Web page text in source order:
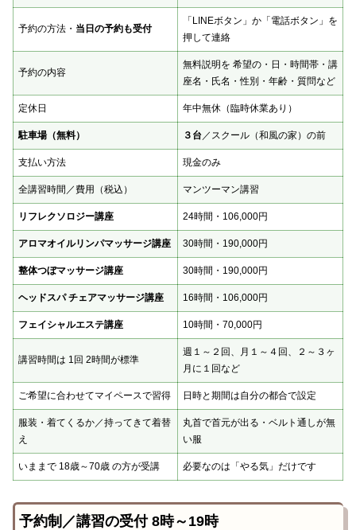
予約の方法・ 当日の予約も受付
「LINEボタン」か「電話ボタン」を
押して連絡
予約の内容
無料説明を 希望の・日・時間帯・講
座名・氏名・性別・年齢・質問など
定休日 年中無休（臨時休業あり）
駐車場（無料） ３台／スクール（和風の家）の前
支払い方法 現金のみ
全講習時間／費用（税込） マンツーマン講習
リフレクソロジー講座 24時間・106,000円
アロマオイルリンパマッサージ講座 30時間・190,000円
整体つぼマッサージ講座 30時間・190,000円
ヘッドスパ チェアマッサージ講座 16時間・106,000円
フェイシャルエステ講座 10時間・70,000円
講習時間は 1回 2時間が標準
週１～２回、月１～４回、２～３ヶ
月に１回など
ご希望に合わせてマイペースで習得 日時と期間は自分の都合で設定
服装・着てくるか／持ってきて着替
え
丸首で首元が出る・ベルト通しが無
い服
いままで 18歳～70歳 の方が受講 必要なのは「やる気」だけです
予約制／講習の受付 8時～19時